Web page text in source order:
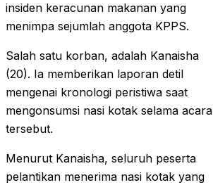
insiden keracunan makanan yang
menimpa sejumlah anggota KPPS.
Salah satu korban, adalah Kanaisha
(20). Ia memberikan laporan detil
mengenai kronologi peristiwa saat
mengonsumsi nasi kotak selama acara
tersebut.
Menurut Kanaisha, seluruh peserta
pelantikan menerima nasi kotak yang